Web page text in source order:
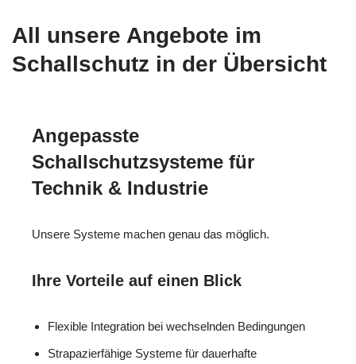
All unsere Angebote im
Schallschutz in der Übersicht
Angepasste
Schallschutzsysteme für
Technik & Industrie
Unsere Systeme machen genau das möglich.
Ihre Vorteile auf einen Blick
Flexible Integration bei wechselnden Bedingungen
Strapazierfähige Systeme für dauerhafte